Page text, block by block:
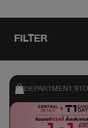
FILTER
DEPARTMENT
SHOPPING